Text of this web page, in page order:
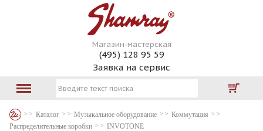
Магазин-мастерская
(495) 128 95 59
Заявка на сервис
Каталог Музыкальное оборудование
Коммутация
Распределительные коробки
INVOTONE